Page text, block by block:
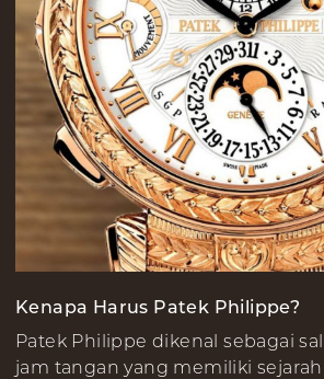
Kenapa Harus Patek Philippe?
Patek Philippe dikenal sebagai
jam tangan yang memiliki